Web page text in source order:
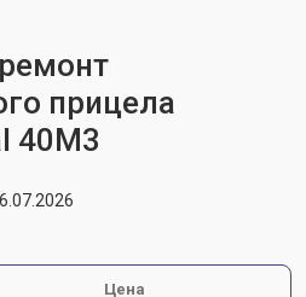
прицела
40M3
Цена